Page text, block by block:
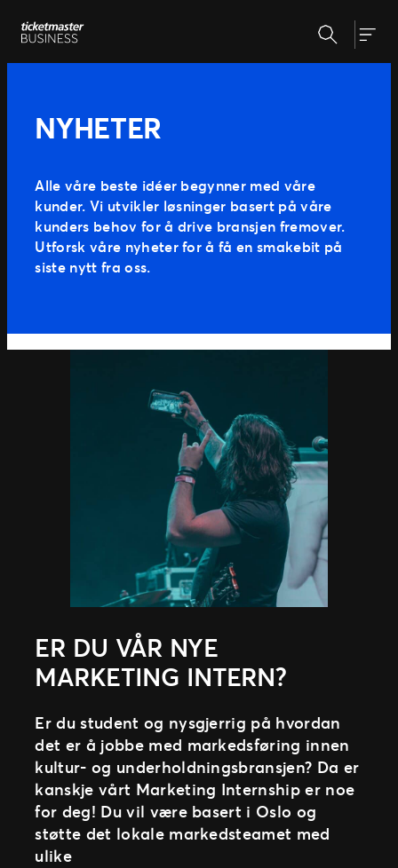
Hopp
til
innhold
Våre løsninger
På arrangementet
Kundereisen
Vår historie
Vårt team
Våre kunder
Ekspertise
Søk
NYHETER
Alle våre beste idéer begynner med våre
kunder. Vi utvikler løsninger basert på våre
kunders behov for å drive bransjen fremover.
Utforsk våre nyheter for å få en smakebit på
siste nytt fra oss.
ER DU VÅR NYE
MARKETING INTERN?
Er du student og nysgjerrig på hvordan
det er å jobbe med markedsføring innen
kultur- og underholdningsbransjen? Da er
kanskje vårt Marketing Internship er noe
for deg! Du vil være basert i Oslo og
støtte det lokale markedsteamet med
ulike